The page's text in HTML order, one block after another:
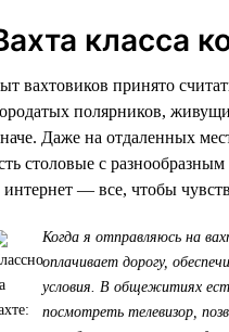
класса
вахтовиков принято
полярников,
Даже на отдаленных
столовые с
интернет — все, чтобы
Когда я отправляюсь на
оплачивает дорогу,
условия. В общежитиях
посмотреть телевизор,